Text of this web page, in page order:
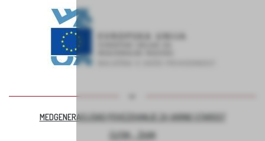
MEDGENERACIJSKO POVEZOVANJE ZA VARNO STAROST
ČUTIM – ŽIVIM